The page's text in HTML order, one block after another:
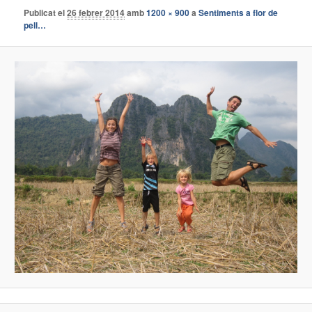
Publicat el26 febrer 2014amb1200 × 900aSentiments a flor de
pell…